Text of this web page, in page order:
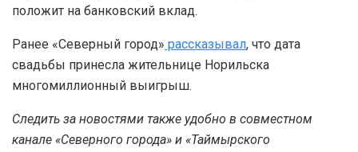
положит на банковский вклад.
Ранее «Северный город» рассказывал, что дата
свадьбы принесла жительнице Норильска
многомиллионный выигрыш.
Следить за новостями также удобно в совместном
канале «Северного города» и «Таймырского